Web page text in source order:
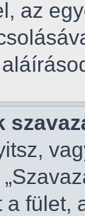
az
fület,